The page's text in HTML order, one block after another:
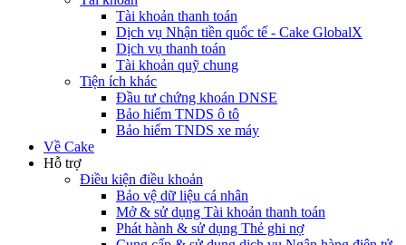
Tài khoản thanh toán
Dịch vụ Nhận tiền quốc tế - Cake GlobalX
Dịch vụ thanh toán
Tài khoản quỹ chung
Tiện ích khác
Đầu tư chứng khoán DNSE
Bảo hiểm TNDS ô tô
Bảo hiểm TNDS xe máy
Về Cake
Hỗ trợ
Điều kiện điều khoản
Bảo vệ dữ liệu cá nhân
Mở & sử dụng Tài khoản thanh toán
Phát hành & sử dụng Thẻ ghi nợ